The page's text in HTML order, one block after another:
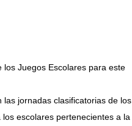
Juegos Escolares para este
jornadas clasificatorias de los
escolares pertenecientes a la